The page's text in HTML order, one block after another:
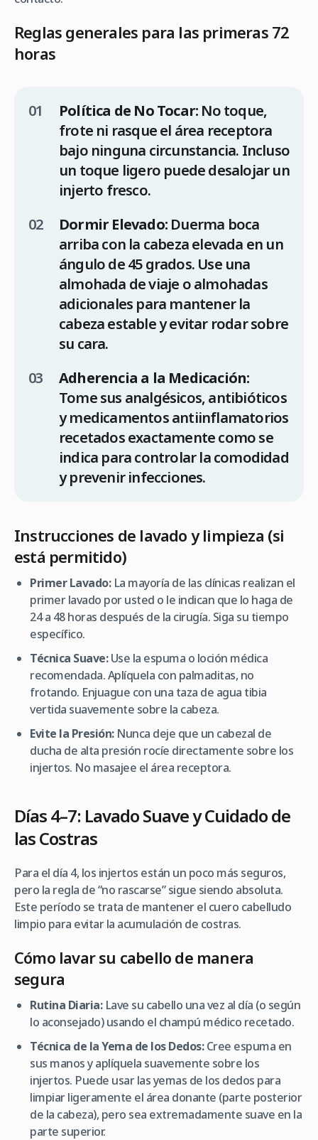
Reglas generales para las primeras 72
horas
Política de No Tocar: No toque,
frote ni rasque el área receptora
bajo ninguna circunstancia. Incluso
un toque ligero puede desalojar un
injerto fresco.
Dormir Elevado: Duerma boca
arriba con la cabeza elevada en un
ángulo de 45 grados. Use una
almohada de viaje o almohadas
adicionales para mantener la
cabeza estable y evitar rodar sobre
su cara.
Adherencia a la Medicación:
Tome sus analgésicos, antibióticos
y medicamentos antiinflamatorios
recetados exactamente como se
indica para controlar la comodidad
y prevenir infecciones.
Instrucciones de lavado y limpieza (si
está permitido)
Primer Lavado:La mayoría de las clínicas realizan el
primer lavado por usted o le indican que lo haga de
24 a 48 horas después de la cirugía. Siga su tiempo
específico.
Técnica Suave:Use la espuma o loción médica
recomendada. Aplíquela con palmaditas, no
frotando. Enjuague con una taza de agua tibia
vertida suavemente sobre la cabeza.
Evite la Presión:Nunca deje que un cabezal de
ducha de alta presión rocíe directamente sobre los
injertos. No masajee el área receptora.
Días 4–7: Lavado Suave y Cuidado de
las Costras
Para el día 4, los injertos están un poco más seguros,
pero la regla de “no rascarse” sigue siendo absoluta.
Este período se trata de mantener el cuero cabelludo
limpio para evitar la acumulación de costras.
Cómo lavar su cabello de manera
segura
Rutina Diaria:Lave su cabello una vez al día (o según
lo aconsejado) usando el champú médico recetado.
Técnica de la Yema de los Dedos:Cree espuma en
sus manos y aplíquela suavemente sobre los
injertos. Puede usar las yemas de los dedos para
limpiar ligeramente el área donante (parte posterior
de la cabeza), pero sea extremadamente suave en la
parte superior.